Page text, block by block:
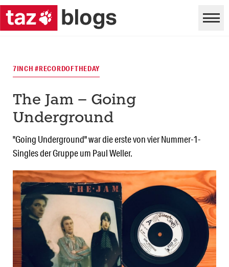
7INCH #RECORDOFTHEDAY
The Jam – Going
Underground
"Going Underground" war die erste von vier Nummer-1-
Singles der Gruppe um Paul Weller.